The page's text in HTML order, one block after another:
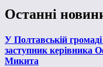
Останні
У Полтавській
заступник керівника
Микита